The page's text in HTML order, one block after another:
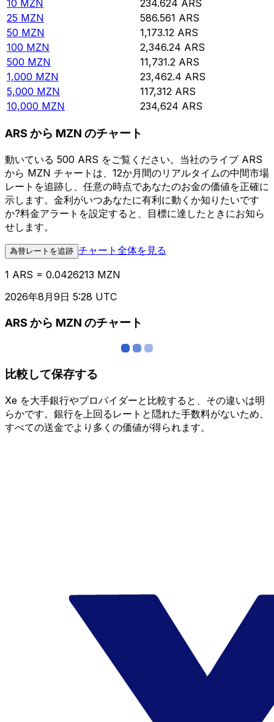
10 MZN 234.624 ARS
25 MZN 586.561 ARS
50 MZN 1,173.12 ARS
100 MZN 2,346.24 ARS
500 MZN 11,731.2 ARS
1,000 MZN 23,462.4 ARS
5,000 MZN 117,312 ARS
10,000 MZN 234,624 ARS
ARS から MZN のチャート
動いている 500 ARS をご覧ください。当社のライブ ARS
から MZN チャートは、12か月間のリアルタイムの中間市場
レートを追跡し、任意の時点であなたのお金の価値を正確に
示します。金利がいつあなたに有利に動くか知りたいです
か?料金アラートを設定すると、目標に達したときにお知ら
せします。
為替レートを追跡 チャート全体を見る
1 ARS = 0.0426213 MZN
2026年8月9日 5:28 UTC
ARS から MZN のチャート
比較して保存する
Xe を大手銀行やプロバイダーと比較すると、その違いは明
らかです。銀行を上回るレートと隠れた手数料がないため、
すべての送金でより多くの価値が得られます。